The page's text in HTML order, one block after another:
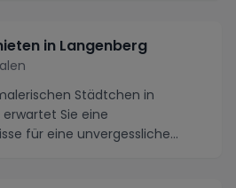
in Langenberg
Städtchen in
Sie eine
für eine unvergessliche